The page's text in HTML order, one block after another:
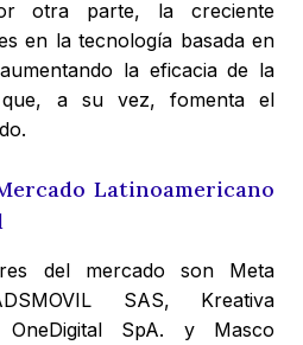
otra parte, la creciente
en la tecnología basada en
la eficacia de la
a su vez, fomenta el
Latinoamericano
del mercado son Meta
SAS, Kreativa
OneDigital SpA. y Masco